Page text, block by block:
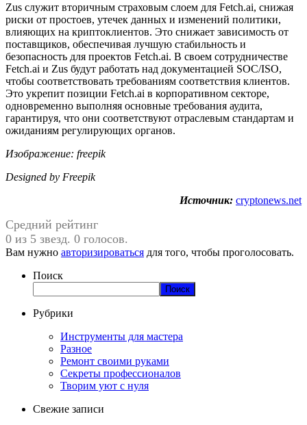
Zus служит вторичным страховым слоем для Fetch.ai, снижая
риски от простоев, утечек данных и изменений политики,
влияющих на криптоклиентов. Это снижает зависимость от
поставщиков, обеспечивая лучшую стабильность и
безопасность для проектов Fetch.ai. В своем сотрудничестве
Fetch.ai и Zus будут работать над документацией SOC/ISO,
чтобы соответствовать требованиям соответствия клиентов.
Это укрепит позиции Fetch.ai в корпоративном секторе,
одновременно выполняя основные требования аудита,
гарантируя, что они соответствуют отраслевым стандартам и
ожиданиям регулирующих органов.
Изображение: freepik
Designed by Freepik
Источник: cryptonews.net
Средний рейтинг
0 из 5 звезд. 0 голосов.
Вам нужно авторизироваться для того, чтобы проголосовать.
Поиск
Поиск
Рубрики
Инструменты для мастера
Разное
Ремонт своими руками
Секреты профессионалов
Творим уют с нуля
Свежие записи